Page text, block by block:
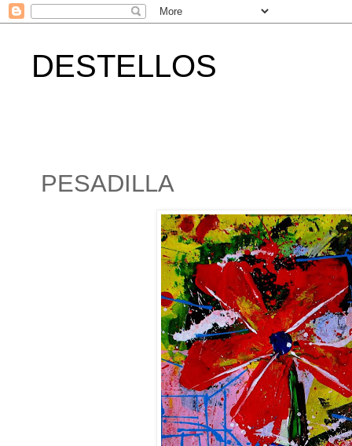
DESTELLOS
PESADILLA